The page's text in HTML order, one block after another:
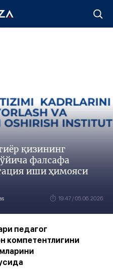
қизининг
фалсафа
иши ҳимояси
19:47 / 05.06.2026
педагог
компетентлигини